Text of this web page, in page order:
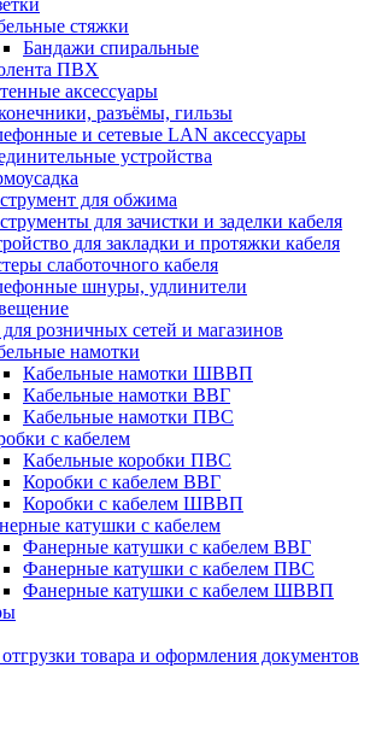
стяжки
Бандажи спиральные
ПВХ
аксессуары
разъёмы, гильзы
и сетевые LAN аксессуары
устройства
для обжима
для зачистки и заделки кабеля
для закладки и протяжки кабеля
слаботочного кабеля
шнуры, удлинители
розничных сетей и магазинов
намотки
Кабельные намотки ШВВП
Кабельные намотки ВВГ
Кабельные намотки ПВС
с кабелем
Кабельные коробки ПВС
Коробки с кабелем ВВГ
Коробки с кабелем ШВВП
катушки с кабелем
Фанерные катушки с кабелем ВВГ
Фанерные катушки с кабелем ПВС
Фанерные катушки с кабелем ШВВП
товара и оформления документов